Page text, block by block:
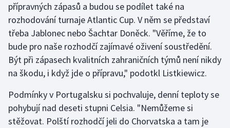
Lezení
Lyže a snowboard
Moderní pětiboj
Motorsport
Olympijské hry
přípravných zápasů a budou se podílet také na
rozhodování turnaje Atlantic Cup. V něm se představí
třeba Jablonec nebo Šachtar Doněck. "Věříme, že to
bude pro naše rozhodčí zajímavé oživení soustředění.
Být při zápasech kvalitních zahraničních týmů není nikdy
na škodu, i když jde o přípravu," podotkl Listkiewicz.
Podmínky v Portugalsku si pochvaluje, denní teploty se
pohybují nad deseti stupni Celsia. "Nemůžeme si
stěžovat. Polští rozhodčí jeli do Chorvatska a tam je